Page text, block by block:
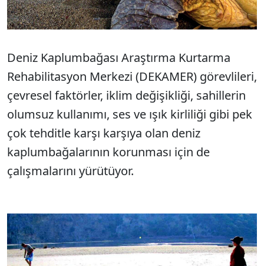
Deniz Kaplumbağası Araştırma Kurtarma
Rehabilitasyon Merkezi (DEKAMER) görevlileri,
çevresel faktörler, iklim değişikliği, sahillerin
olumsuz kullanımı, ses ve ışık kirliliği gibi pek
çok tehditle karşı karşıya olan deniz
kaplumbağalarının korunması için de
çalışmalarını yürütüyor.